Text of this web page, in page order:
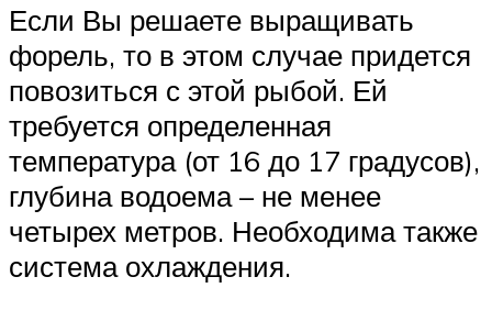
Если Вы решаете выращивать
форель, то в этом случае придется
повозиться с этой рыбой. Ей
требуется определенная
температура (от 16 до 17 градусов),
глубина водоема – не менее
четырех метров. Необходима также
система охлаждения.